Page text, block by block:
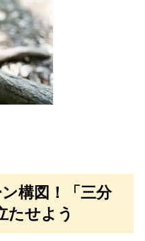
構図！「三分
たせよう